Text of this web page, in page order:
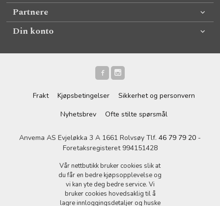
Partnere
Din konto
Frakt Kjøpsbetingelser
Sikkerhet og personvern
Nyhetsbrev
Ofte stilte spørsmål
Anvema AS Evjeløkka 3 A 1661 Rolvsøy Tlf. 46 79 79 20 -
Foretaksregisteret 994151428
Vår nettbutikk bruker cookies slik at
du får en bedre kjøpsopplevelse og
vi kan yte deg bedre service. Vi
bruker cookies hovedsaklig til å
lagre innloggingsdetaljer og huske